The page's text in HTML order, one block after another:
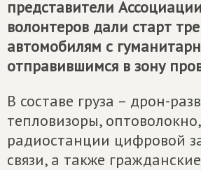
представители
волонтеров дали старт
автомобилям с
отправившимся в зону
В составе груза – дрон-
тепловизоры, оптоволокно,
радиостанции цифровой
связи, а также